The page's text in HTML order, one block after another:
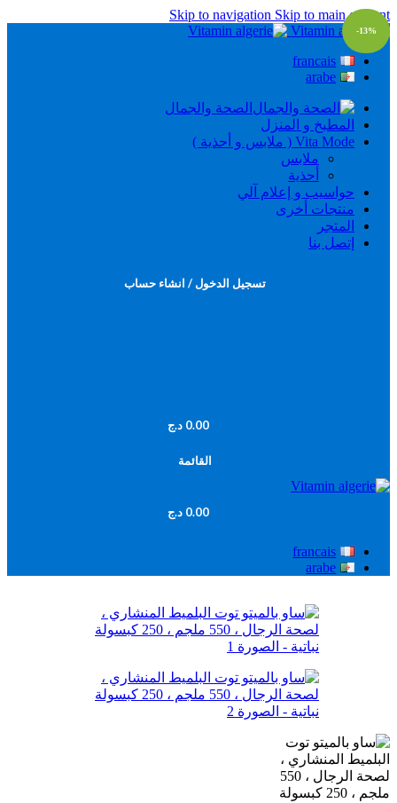
Skip to navigation Skip to main content
francais
arabe
الصحة والجمال
المطبخ و المنزل
Vita Mode ( ملابس و أحذية )
ملابس
أحذية
حواسيب و إعلام آلي
منتجات أخرى
المتجر
إتصل بنا
تسجيل الدخول / انشاء حساب
0.00 د.ج
القائمة
0.00 د.ج
francais
arabe
-13%